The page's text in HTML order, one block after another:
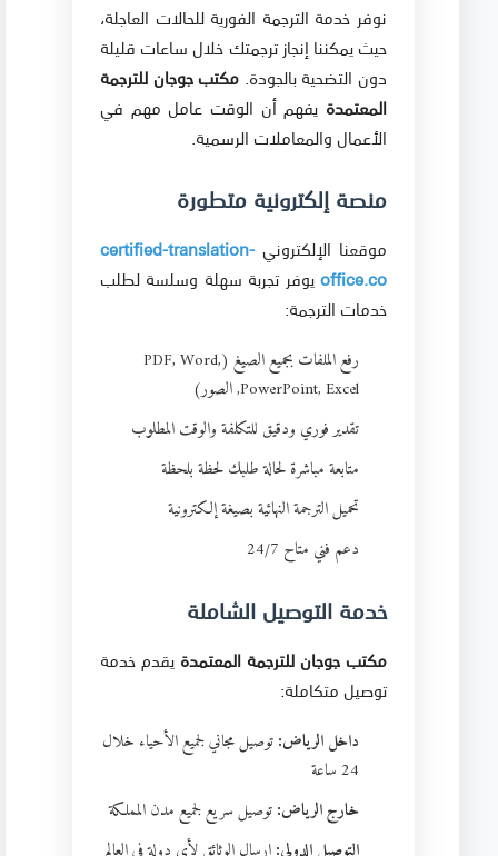
نوفر خدمة الترجمة الفورية للحالات العاجلة،
حيث يمكننا إنجاز ترجمتك خلال ساعات قليلة
دون التضحية بالجودة. مكتب جوجان للترجمة
المعتمدة يفهم أن الوقت عامل مهم في
الأعمال والمعاملات الرسمية.
منصة إلكترونية متطورة
موقعنا الإلكترونيcertified-translation-
office.coيوفر تجربة سهلة وسلسة لطلب
خدمات الترجمة:
رفع الملفات بجميع الصيغ (PDF, Word,
PowerPoint, Excel, الصور)
تقدير فوري ودقيق للتكلفة والوقت المطلوب
متابعة مباشرة لحالة طلبك لحظة بلحظة
تحميل الترجمة النهائية بصيغة إلكترونية
دعم فني متاح 24/7
خدمة التوصيل الشاملة
مكتب جوجان للترجمة المعتمدة يقدم خدمة
توصيل متكاملة:
داخل الرياض:توصيل مجاني لجميع الأحياء خلال
24 ساعة
خارج الرياض:توصيل سريع لجميع مدن المملكة